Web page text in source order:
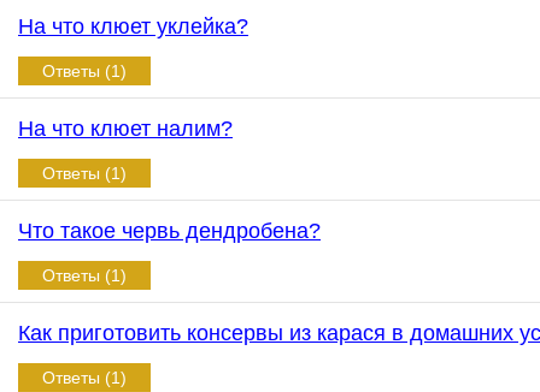
На что клюет уклейка?
Ответы (1)
На что клюет налим?
Ответы (1)
Что такое червь дендробена?
Ответы (1)
Как приготовить консервы из карася в домашних
Ответы (1)